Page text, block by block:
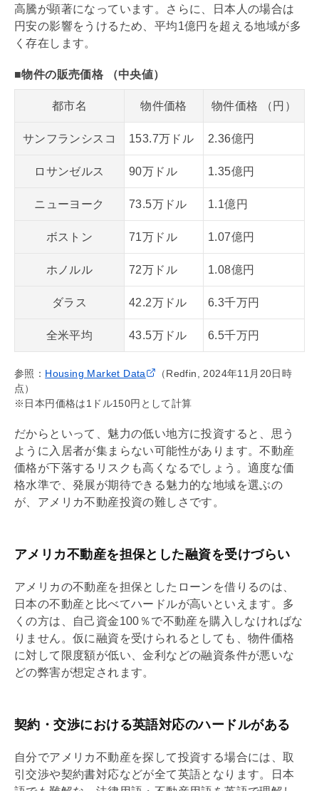
高騰が顕著になっています。さらに、日本人の場合は
円安の影響をうけるため、平均1億円を超える地域が多
く存在します。
■物件の販売価格 （中央値）
都市名 物件価格 物件価格 （円）
サンフランシスコ 153.7万ドル 2.36億円
ロサンゼルス 90万ドル 1.35億円
ニューヨーク 73.5万ドル 1.1億円
ボストン 71万ドル 1.07億円
ホノルル 72万ドル 1.08億円
ダラス 42.2万ドル 6.3千万円
全米平均 43.5万ドル 6.5千万円
参照： Housing Market Data
（Redfin, 2024年11月20日時
点）
※日本円価格は1ドル150円として計算
だからといって、魅力の低い地方に投資すると、思う
ように入居者が集まらない可能性があります。不動産
価格が下落するリスクも高くなるでしょう。適度な価
格水準で、発展が期待できる魅力的な地域を選ぶの
が、アメリカ不動産投資の難しさです。
アメリカ不動産を担保とした融資を受けづらい
アメリカの不動産を担保としたローンを借りるのは、
日本の不動産と比べてハードルが高いといえます。多
くの方は、自己資金100％で不動産を購入しなければな
りません。仮に融資を受けられるとしても、物件価格
に対して限度額が低い、金利などの融資条件が悪いな
どの弊害が想定されます。
契約・交渉における英語対応のハードルがある
自分でアメリカ不動産を探して投資する場合には、取
引交渉や契約書対応などが全て英語となります。日本